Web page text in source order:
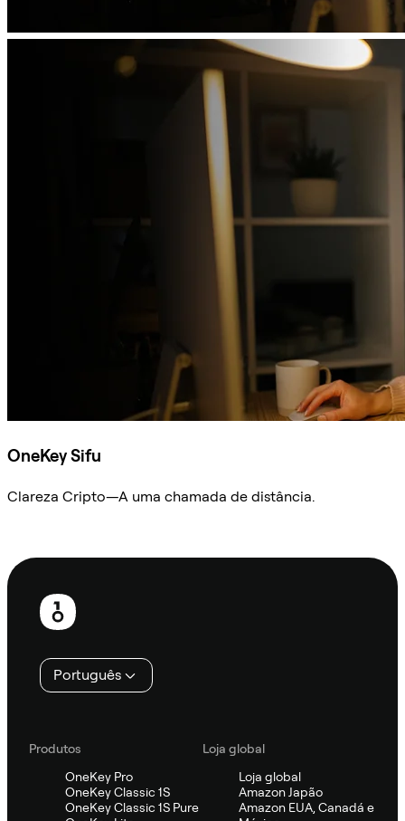
OneKey Sifu
Clareza Cripto—A uma chamada de distância.
Rodapé
Português
Produtos
OneKey Pro
OneKey Classic 1S
OneKey Classic 1S Pure
Loja global
Loja global
Amazon Japão
Amazon EUA, Canadá e